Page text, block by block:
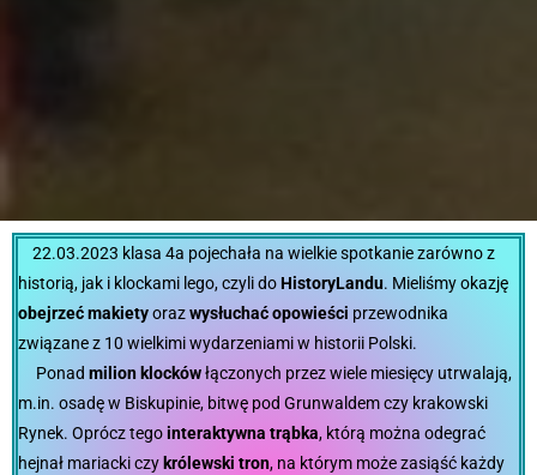
22.03.2023 klasa 4a pojechała na wielkie spotkanie zarówno z
historią, jak i klockami lego, czyli doHistoryLandu. Mieliśmy okazję
obejrzećmakietyorazwysłuchać opowieści przewodnika
związane z 10 wielkimi wydarzeniami w historii Polski.
Ponad milion klockówłączonych przez wiele miesięcy utrwalają,
m.in. osadę w Biskupinie, bitwę pod Grunwaldem czy krakowski
Rynek. Oprócz tegointeraktywna trąbka, którą można odegrać
hejnał mariacki czy królewski tron, na którym może zasiąść każdy